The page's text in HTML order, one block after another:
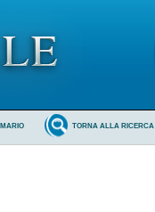
TORNA ALLA RICERCA